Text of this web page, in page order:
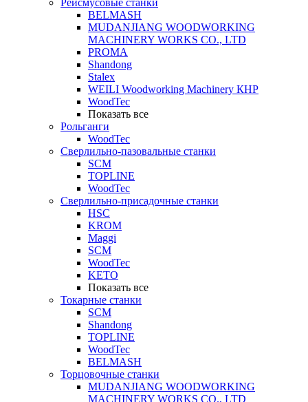
Рейсмусовые станки
BELMASH
MUDANJIANG WOODWORKING
MACHINERY WORKS CO., LTD
PROMA
Shandong
Stalex
WEILI Woodworking Machinery КНР
WoodTec
Показать все
Рольганги
WoodTec
Сверлильно-пазовальные станки
SCM
TOPLINE
WoodTec
Сверлильно-присадочные станки
HSC
KROM
Maggi
SCM
WoodTec
KETO
Показать все
Токарные станки
SCM
Shandong
TOPLINE
WoodTec
BELMASH
Торцовочные станки
MUDANJIANG WOODWORKING
MACHINERY WORKS CO., LTD